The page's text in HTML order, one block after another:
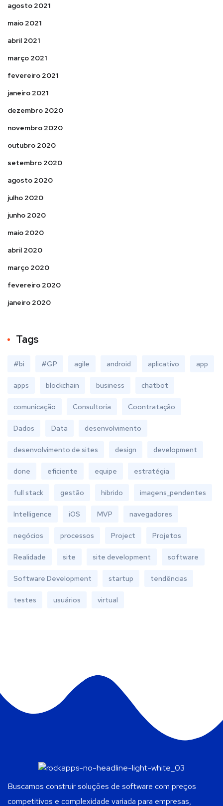
agosto 2021
maio 2021
abril 2021
março 2021
fevereiro 2021
janeiro 2021
dezembro 2020
novembro 2020
outubro 2020
setembro 2020
agosto 2020
julho 2020
junho 2020
maio 2020
abril 2020
março 2020
fevereiro 2020
janeiro 2020
Tags
#bi #GP agile android aplicativo app
apps blockchain business chatbot
comunicação Consultoria Coontratação
Dados Data desenvolvimento
desenvolvimento de sites design development
done eficiente equipe estratégia
full stack gestão hibrido imagens_pendentes
Intelligence iOS MVP navegadores
negócios processos Project Projetos
Realidade site site development software
Software Development startup tendências
testes usuários virtual
Buscamos construir soluções de software com preços
competitivos e complexidade variada para empresas,